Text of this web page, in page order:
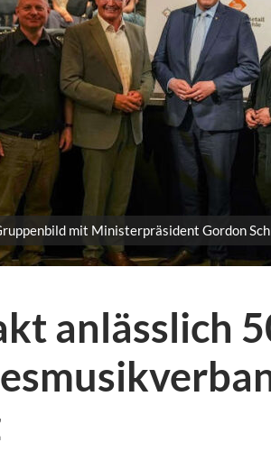
mit Ministerpräsident Gordon
anlässlich